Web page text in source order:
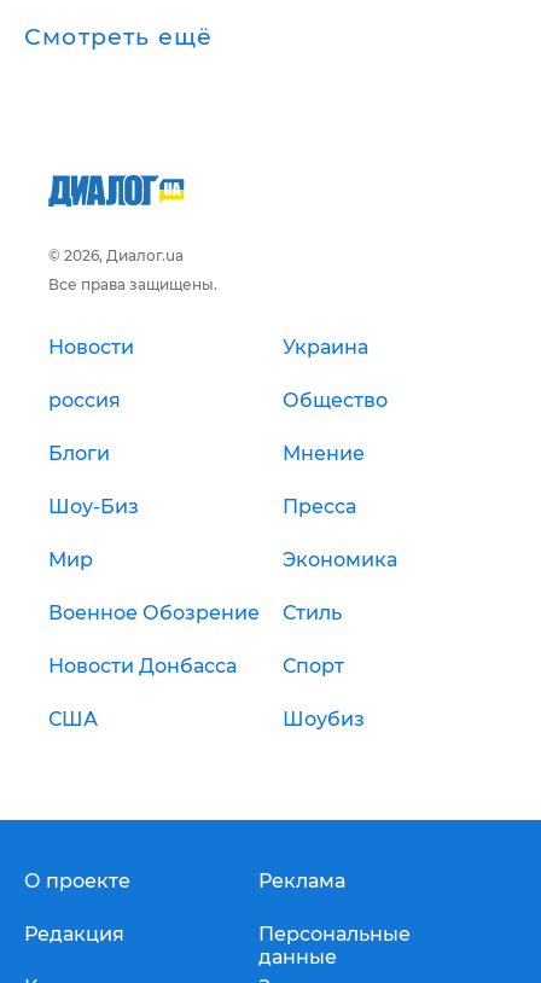
Смотреть ещё
© 2026, Диалог.ua
Все права защищены.
Новости Украина
россия Общество
Блоги Мнение
Шоу-Биз Пресса
Мир Экономика
Военное Обозрение Стиль
Новости Донбасса Спорт
США Шоубиз
О проекте
Редакция
Реклама
Персональные
данные